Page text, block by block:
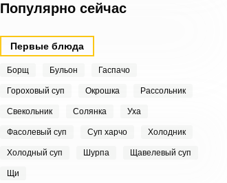
Популярно сейчас
Первые блюда
Борщ Бульон Гаспачо
Гороховый суп Окрошка Рассольник
Свекольник Солянка Уха
Фасолевый суп Суп харчо Холодник
Холодный суп Шурпа Щавелевый суп
Щи